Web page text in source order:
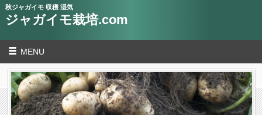
秋ジャガイモ 収穫 湿気
ジャガイモ栽培.com
MENU